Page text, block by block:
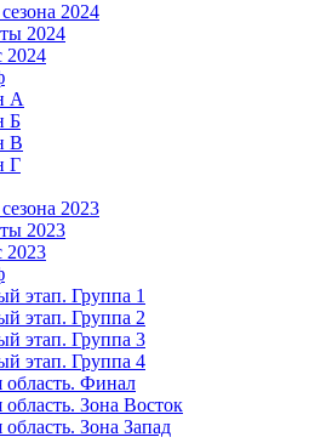
2024
2024
2024
A
Б
В
Г
2023
2023
2023
этап. Группа 1
этап. Группа 2
этап. Группа 3
этап. Группа 4
область. Финал
область. Зона Восток
область. Зона Запад